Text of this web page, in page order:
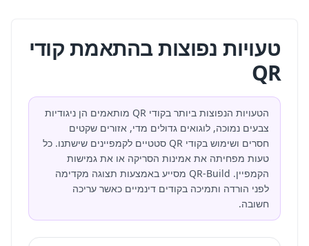
טעויות נפוצות בהתאמת קודי
QR
הטעויות הנפוצות ביותר בקודי QR מותאמים הן ניגודיות
צבעים נמוכה, לוגואים גדולים מדי, אזורים שקטים
חסרים ושימוש בקודי QR סטטיים לקמפיינים שישתנו. כל
טעות מפחיתה את אמינות הסריקה או את גמישות
הקמפיין. QR-Build מסייע באמצעות תצוגה מקדימה
לפני הורדה ותמיכה בקודים דינמיים כאשר עריכה
חשובה.